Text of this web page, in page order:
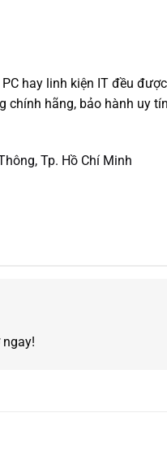
hay linh kiện IT đều
chính hãng, bảo hành uy
Tp. Hồ Chí Minh